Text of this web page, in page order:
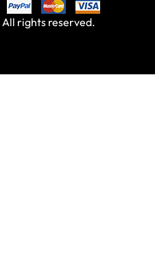
rights reserved.